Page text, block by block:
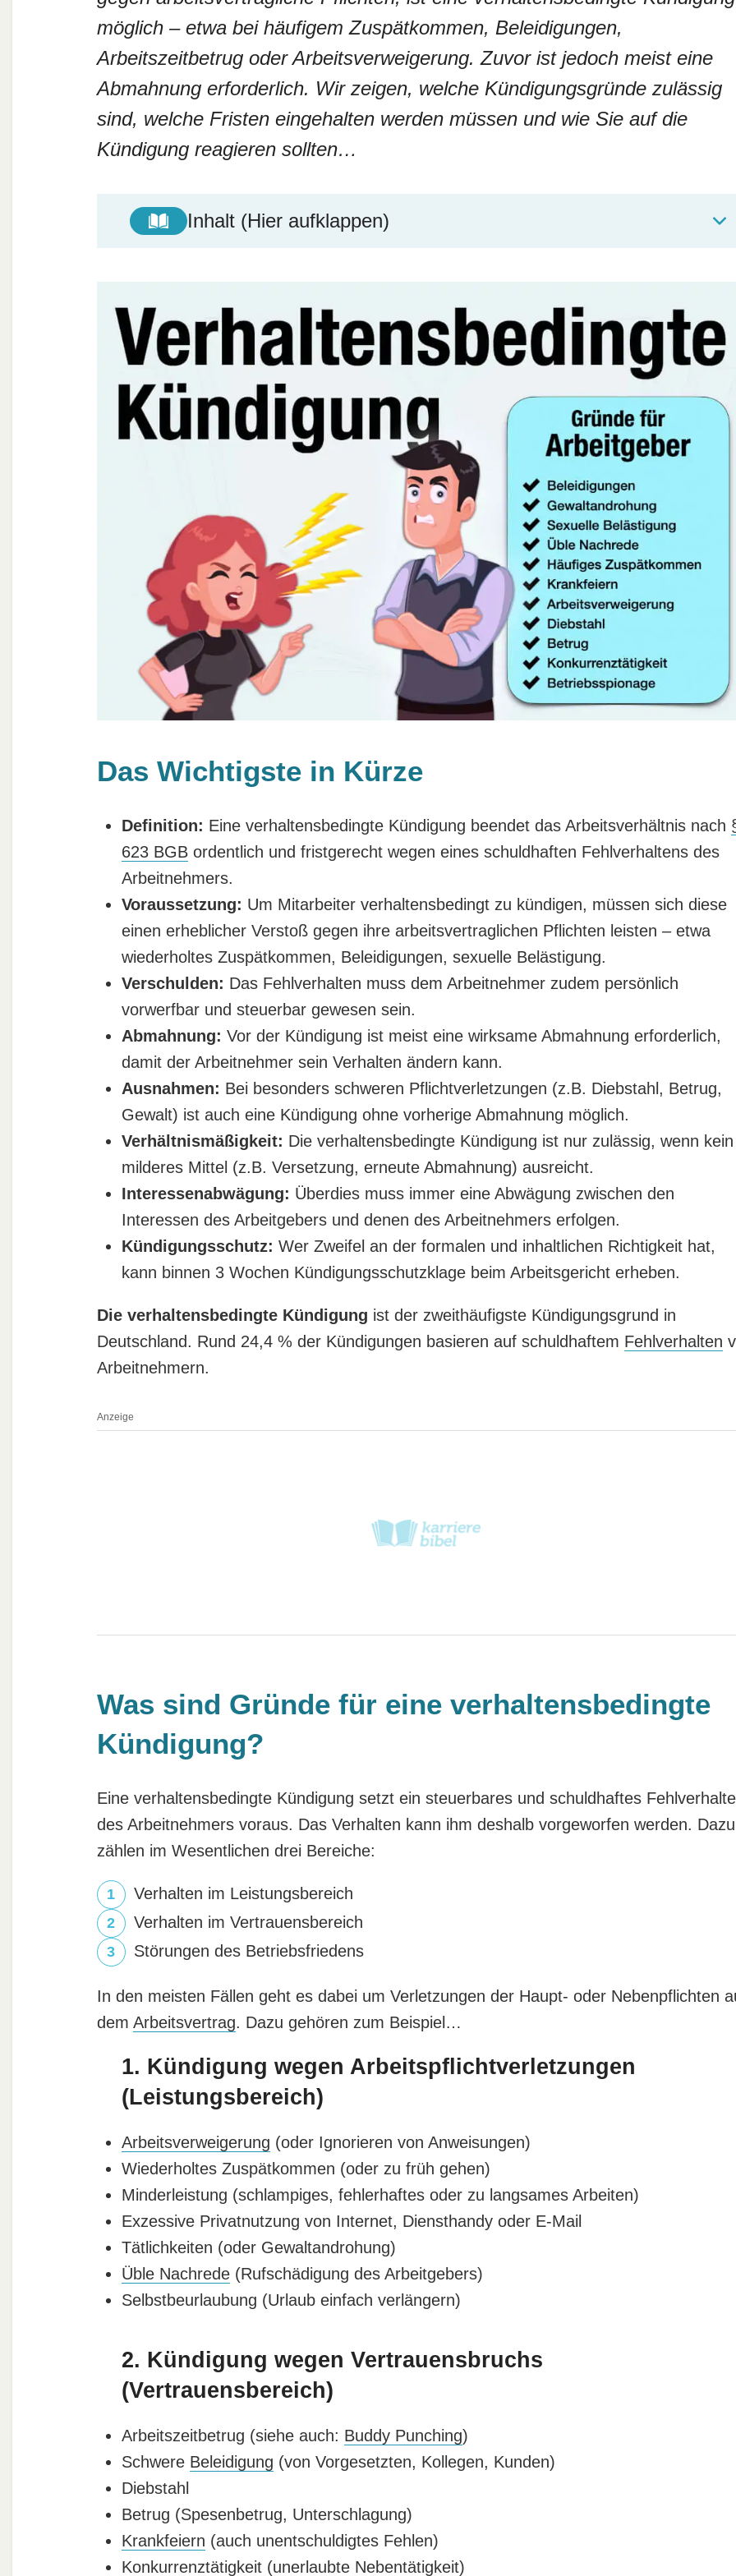
möglich – etwa bei häufigem Zuspätkommen, Beleidigungen,
Arbeitszeitbetrug oder Arbeitsverweigerung. Zuvor ist jedoch meist eine
Abmahnung erforderlich. Wir zeigen, welche Kündigungsgründe zulässig
sind, welche Fristen eingehalten werden müssen und wie Sie auf die
Kündigung reagieren sollten…
Inhalt (Hier aufklappen)
Das Wichtigste in Kürze
Definition: Eine verhaltensbedingte Kündigung beendet das Arbeitsverhältnis nach
623 BGBordentlich und fristgerecht wegen eines schuldhaften Fehlverhaltens des
Arbeitnehmers.
Voraussetzung: Um Mitarbeiter verhaltensbedingt zu kündigen, müssen sich diese
einen erheblicher Verstoß gegen ihre arbeitsvertraglichen Pflichten leisten – etwa
wiederholtes Zuspätkommen, Beleidigungen, sexuelle Belästigung.
Verschulden: Das Fehlverhalten muss dem Arbeitnehmer zudem persönlich
vorwerfbar und steuerbar gewesen sein.
Abmahnung: Vor der Kündigung ist meist eine wirksame Abmahnung erforderlich,
damit der Arbeitnehmer sein Verhalten ändern kann.
Ausnahmen: Bei besonders schweren Pflichtverletzungen (z.B. Diebstahl, Betrug,
Gewalt) ist auch eine Kündigung ohne vorherige Abmahnung möglich.
Verhältnismäßigkeit: Die verhaltensbedingte Kündigung ist nur zulässig, wenn kein
milderes Mittel (z.B. Versetzung, erneute Abmahnung) ausreicht.
Interessenabwägung: Überdies muss immer eine Abwägung zwischen den
Interessen des Arbeitgebers und denen des Arbeitnehmers erfolgen.
Kündigungsschutz: Wer Zweifel an der formalen und inhaltlichen Richtigkeit hat,
kann binnen 3 Wochen Kündigungsschutzklage beim Arbeitsgericht erheben.
Die verhaltensbedingte Kündigung ist der zweithäufigste Kündigungsgrund in
Deutschland. Rund 24,4 % der Kündigungen basieren auf schuldhaftem Fehlverhalten
Arbeitnehmern.
Anzeige
Was sind Gründe für eine verhaltensbedingte
Kündigung?
Eine verhaltensbedingte Kündigung setzt ein steuerbares und schuldhaftes
des Arbeitnehmers voraus. Das Verhalten kann ihm deshalb vorgeworfen werden. Dazu
zählen im Wesentlichen drei Bereiche:
Verhalten im Leistungsbereich
Verhalten im Vertrauensbereich
Störungen des Betriebsfriedens
In den meisten Fällen geht es dabei um Verletzungen der Haupt- oder Nebenpflichten
dem Arbeitsvertrag. Dazu gehören zum Beispiel…
1. Kündigung wegen Arbeitspflichtverletzungen
(Leistungsbereich)
Arbeitsverweigerung (oder Ignorieren von Anweisungen)
Wiederholtes Zuspätkommen (oder zu früh gehen)
Minderleistung (schlampiges, fehlerhaftes oder zu langsames Arbeiten)
Exzessive Privatnutzung von Internet, Diensthandy oder E-Mail
Tätlichkeiten (oder Gewaltandrohung)
Üble Nachrede(Rufschädigung des Arbeitgebers)
Selbstbeurlaubung (Urlaub einfach verlängern)
2. Kündigung wegen Vertrauensbruchs
(Vertrauensbereich)
Arbeitszeitbetrug (siehe auch: Buddy Punching)
Schwere Beleidigung (von Vorgesetzten, Kollegen, Kunden)
Diebstahl
Betrug (Spesenbetrug, Unterschlagung)
Krankfeiern (auch unentschuldigtes Fehlen)
Konkurrenztätigkeit (unerlaubte Nebentätigkeit)